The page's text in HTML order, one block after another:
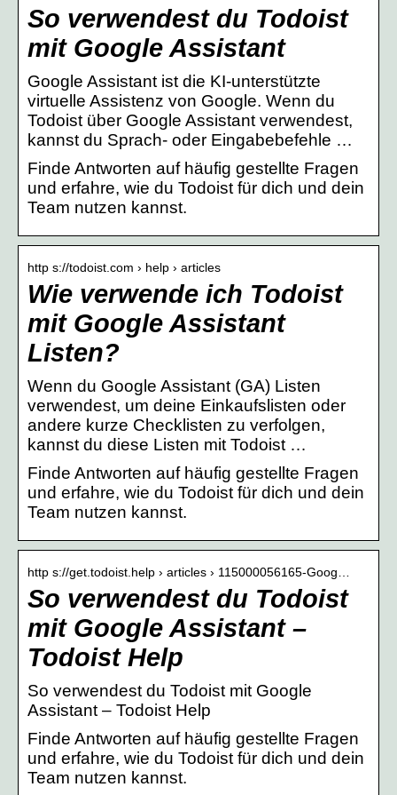
So verwendest du Todoist
mit Google Assistant
Google Assistant ist die KI-unterstützte
virtuelle Assistenz von Google. Wenn du
Todoist über Google Assistant verwendest,
kannst du Sprach- oder Eingabebefehle …
Finde Antworten auf häufig gestellte Fragen
und erfahre, wie du Todoist für dich und dein
Team nutzen kannst.
http s://todoist.com › help › articles
Wie verwende ich Todoist
mit Google Assistant
Listen?
Wenn du Google Assistant (GA) Listen
verwendest, um deine Einkaufslisten oder
andere kurze Checklisten zu verfolgen,
kannst du diese Listen mit Todoist …
Finde Antworten auf häufig gestellte Fragen
und erfahre, wie du Todoist für dich und dein
Team nutzen kannst.
http s://get.todoist.help › articles › 115000056165-Goog…
So verwendest du Todoist
mit Google Assistant –
Todoist Help
So verwendest du Todoist mit Google
Assistant – Todoist Help
Finde Antworten auf häufig gestellte Fragen
und erfahre, wie du Todoist für dich und dein
Team nutzen kannst.